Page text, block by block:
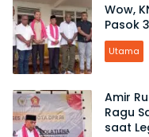
Wow,
Pasok
Utama
Amir
Ragu
saat